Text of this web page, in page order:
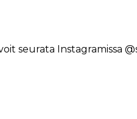
seurata Instagramissa